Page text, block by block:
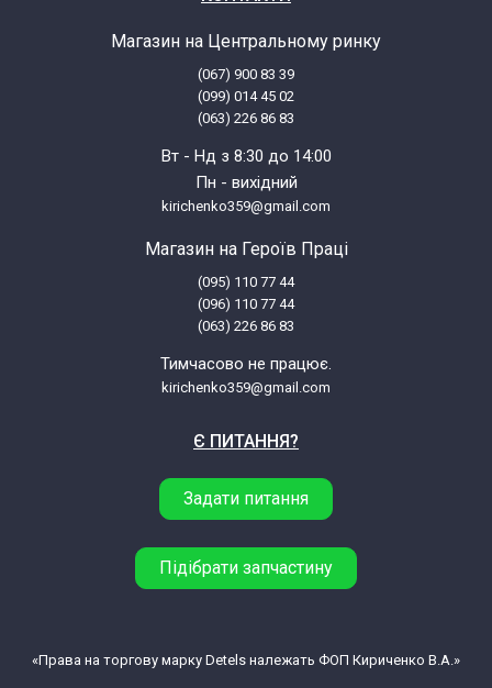
Bosch 0752210233(00) BBS220331
Bosch 0752210237(00) BBS221300
Bosch 0752210238(00) BBS221335
Bosch 0752210240(00) BBS221331
Bosch 0752210246(00) BBS220356
Bosch 0752210247(00) BBS220321
Магазин на Центральному ринку
(067) 900 83 39
(099) 014 45 02
(063) 226 86 83
Вт - Нд з 8:30 до 14:00
Пн - вихідний
kirichenko359@gmail.com
Магазин на Героїв Праці
(095) 110 77 44
(096) 110 77 44
(063) 226 86 83
Тимчасово не працює.
kirichenko359@gmail.com
Є ПИТАННЯ?
Задати питання
Підібрати запчастину
«Права на торгову марку Detels належать ФОП Кириченко В.А.»